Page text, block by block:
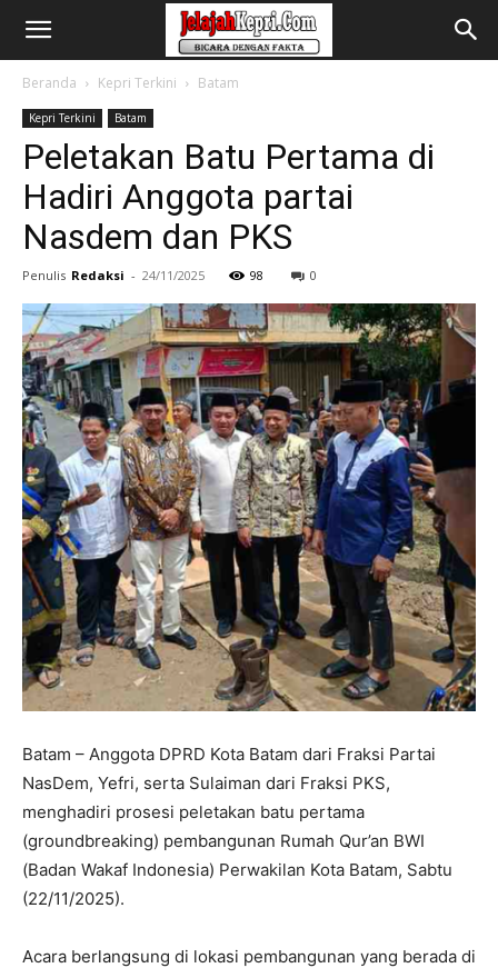
Beranda Kepri Terkini Batam
Kepri Terkini Batam
Peletakan Batu Pertama di
Hadiri Anggota partai
Nasdem dan PKS
Penulis Redaksi - 24/11/2025 98 0
Batam – Anggota DPRD Kota Batam dari Fraksi Partai
NasDem, Yefri, serta Sulaiman dari Fraksi PKS,
menghadiri prosesi peletakan batu pertama
(groundbreaking) pembangunan Rumah Qur’an BWI
(Badan Wakaf Indonesia) Perwakilan Kota Batam, Sabtu
(22/11/2025).
Acara berlangsung di lokasi pembangunan yang berada di